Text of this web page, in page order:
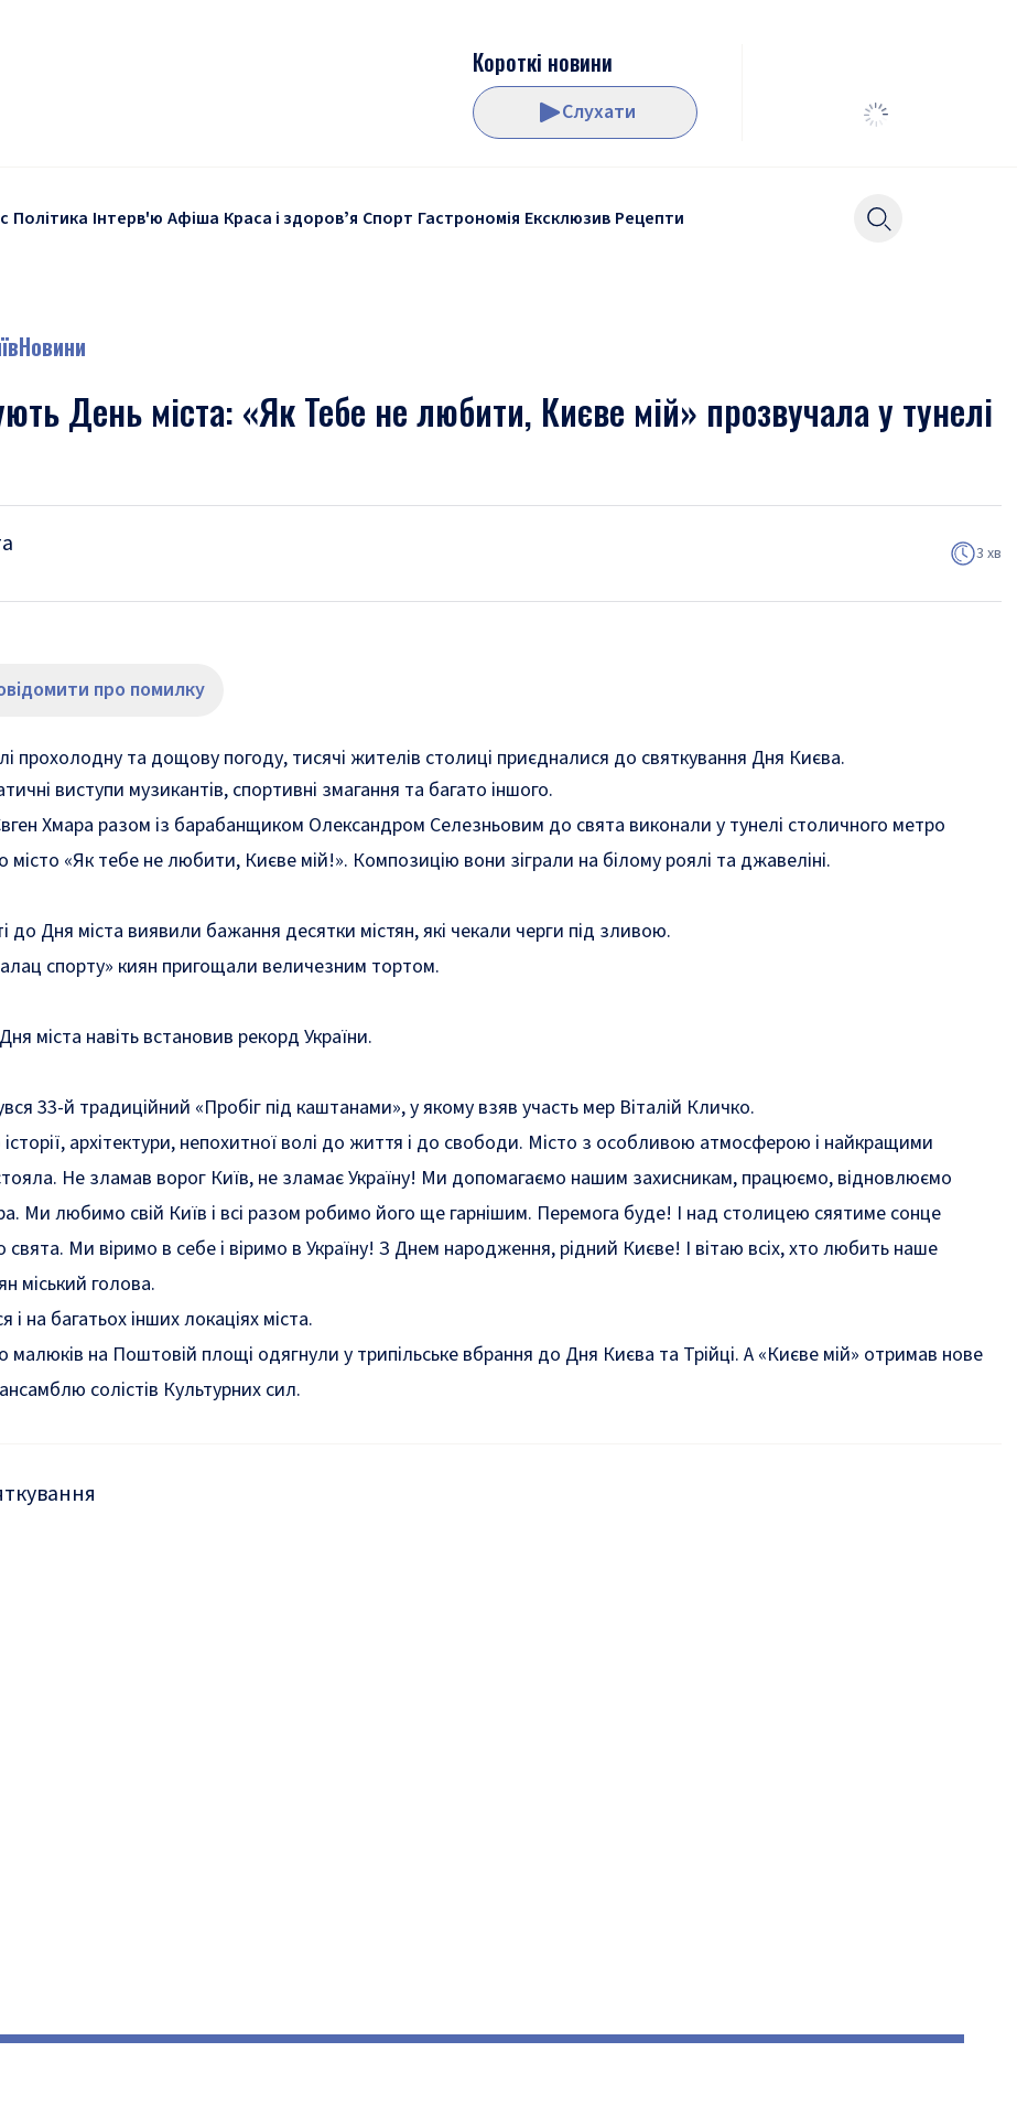
Короткі новини
Слухати
Політика Інтерв'ю Афіша Краса і здоровʼя Спорт Гастрономія Ексклюзив Рецепти
Новини
День міста: «Як Тебе не любити, Києве мій» прозвучала у тунелі
3 хв
про помилку
прохолодну та дощову погоду, тисячі жителів столиці приєдналися до святкування Дня Києва.
виступи музикантів, спортивні змагання та багато іншого.
Хмара разом із барабанщиком Олександром Селезньовим до свята виконали у тунелі столичного метро
місто «Як тебе не любити, Києве мій!». Композицію вони зіграли на білому роялі та джавеліні.
до Дня міста виявили бажання десятки містян, які чекали черги під зливою.
спорту» киян пригощали величезним тортом.
міста навітьвстановив рекорд України.
33-й традиційний «Пробіг під каштанами», у якому взяв участь мер Віталій Кличко.
історії, архітектури, непохитної волі до життя і до свободи. Місто з особливою атмосферою і найкращими
Не зламав ворог Київ, не зламає Україну! Ми допомагаємо нашим захисникам, працюємо, відновлюємо
Ми любимо свій Київ і всі разом робимо його ще гарнішим. Перемога буде! І над столицею сяятиме сонце
свята. Ми віримо в себе і віримо в Україну! З Днем народження, рідний Києве! І вітаю всіх, хто любить наше
міський голова.
і на багатьох інших локаціях міста.
малюків на Поштовій площі одягнули у трипільське вбрання до Дня Києва та Трійці. А «Києве мій» отримав нове
солістів Культурних сил.